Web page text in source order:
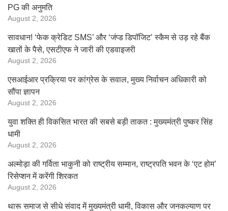
PG की अनुमति
August 2, 2026
सावधान! ‘फेक क्रेडिट SMS’ और ‘जंप्ड डिपॉजिट’ स्कैम से उड़ रहे बैंक
खातों के पैसे, एसटीएफ ने जारी की एडवाइजरी
August 2, 2026
एसआईआर प्रक्रिया पर कांग्रेस के सवाल, मुख्य निर्वाचन अधिकारी को
सौंपा ज्ञापन
August 2, 2026
युवा शक्ति ही विकसित भारत की सबसे बड़ी ताकत : मुख्यमंत्री पुष्कर सिंह
धामी
August 2, 2026
अल्मोड़ा की गर्विता भाकुनी को राष्ट्रीय सम्मान, राष्ट्रपति भवन के ‘एट होम’
रिसेप्शन में करेंगी शिरकत
August 2, 2026
थारू समाज से सीधे संवाद में मुख्यमंत्री धामी, विकास और जनकल्याण पर